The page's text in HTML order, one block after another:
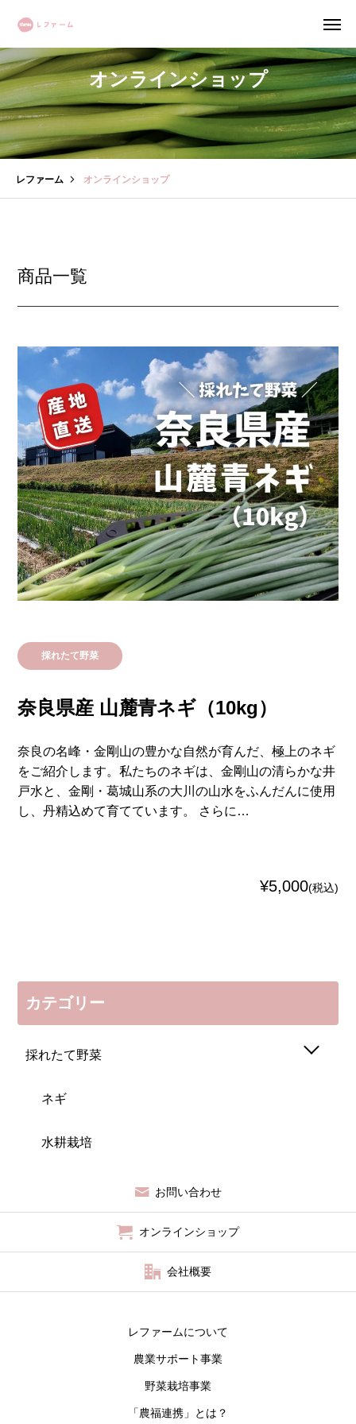
オンラインショップ
レファーム オンラインショップ
商品一覧
採れたて野菜
奈良県産 山麓青ネギ（10kg）
奈良の名峰・金剛山の豊かな自然が育んだ、極上のネギ
をご紹介します。私たちのネギは、金剛山の清らかな井
戸水と、金剛・葛城山系の大川の山水をふんだんに使用
し、丹精込めて育てています。 さらに…
¥5,000(税込)
カテゴリー
採れたて野菜
ネギ
水耕栽培
お問い合わせ
オンラインショップ
会社概要
レファームについて
農業サポート事業
野菜栽培事業
「農福連携」とは？
農業サポート 詳しく見る
ログイン マイページ
カート
農業サポート事業
野菜栽培事業
「農福連携」とは？
お知らせ
BLOG
オンラインショップ
お問い合わせ